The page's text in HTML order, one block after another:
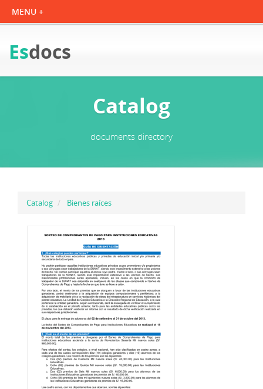
Esdocs
Catalog
documents directory
Catalog Bienes raíces